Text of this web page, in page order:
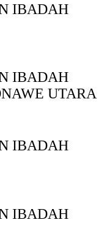
IBADAH
IBADAH
UTARA
IBADAH
IBADAH